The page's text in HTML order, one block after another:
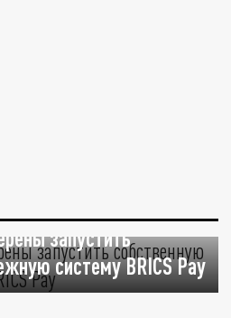
запустить
систему BRICS Pay